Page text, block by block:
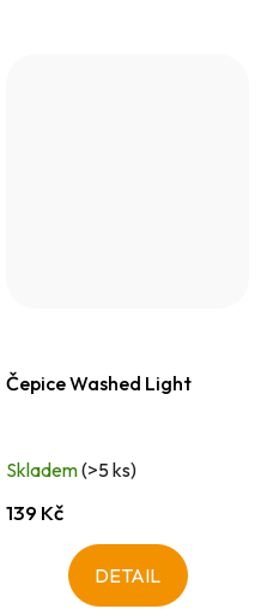
Čepice Washed Light
Skladem(>5 ks)
139 Kč
DETAIL